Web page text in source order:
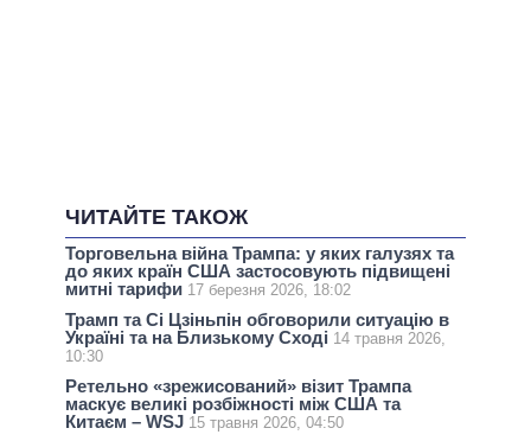
ЧИТАЙТЕ ТАКОЖ
Торговельна війна Трампа: у яких галузях та
до яких країн США застосовують підвищені
митні тарифи 17 березня 2026, 18:02
Трамп та Сі Цзіньпін обговорили ситуацію в
Україні та на Близькому Сході 14 травня 2026,
10:30
Ретельно «зрежисований» візит Трампа
маскує великі розбіжності між США та
Китаєм – WSJ 15 травня 2026, 04:50